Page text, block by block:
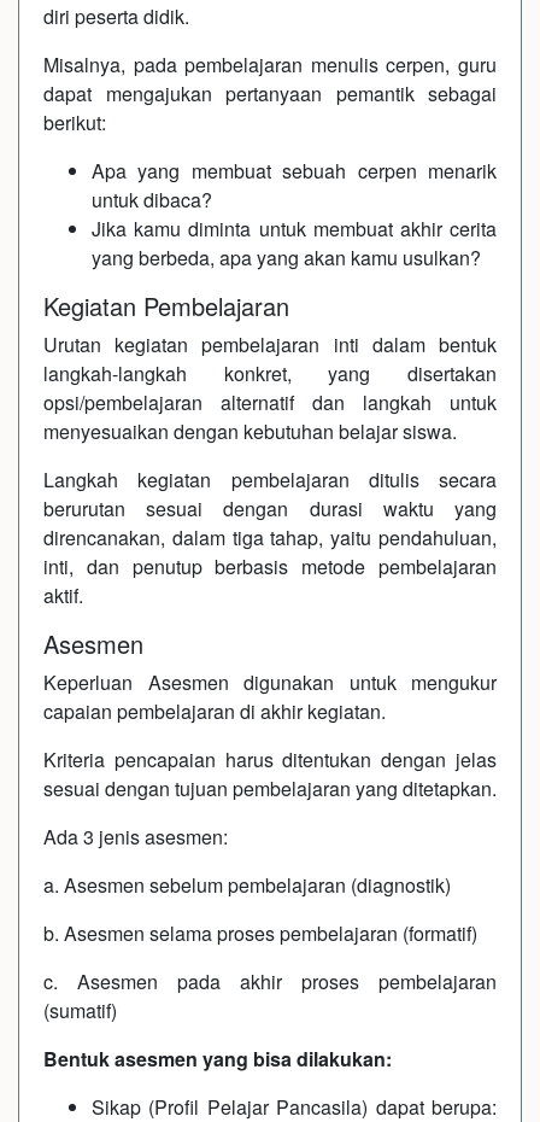
diri peserta didik.
Misalnya, pada pembelajaran menulis cerpen, guru
dapat mengajukan pertanyaan pemantik sebagai
berikut:
Apa yang membuat sebuah cerpen menarik
untuk dibaca?
Jika kamu diminta untuk membuat akhir cerita
yang berbeda, apa yang akan kamu usulkan?
Kegiatan Pembelajaran
Urutan kegiatan pembelajaran inti dalam bentuk
langkah-langkah konkret, yang disertakan
opsi/pembelajaran alternatif dan langkah untuk
menyesuaikan dengan kebutuhan belajar siswa.
Langkah kegiatan pembelajaran ditulis secara
berurutan sesuai dengan durasi waktu yang
direncanakan, dalam tiga tahap, yaitu pendahuluan,
inti, dan penutup berbasis metode pembelajaran
aktif.
Asesmen
Keperluan Asesmen digunakan untuk mengukur
capaian pembelajaran di akhir kegiatan.
Kriteria pencapaian harus ditentukan dengan jelas
sesuai dengan tujuan pembelajaran yang ditetapkan.
Ada 3 jenis asesmen:
a. Asesmen sebelum pembelajaran (diagnostik)
b. Asesmen selama proses pembelajaran (formatif)
c. Asesmen pada akhir proses pembelajaran
(sumatif)
Bentuk asesmen yang bisa dilakukan:
Sikap (Profil Pelajar Pancasila) dapat berupa: